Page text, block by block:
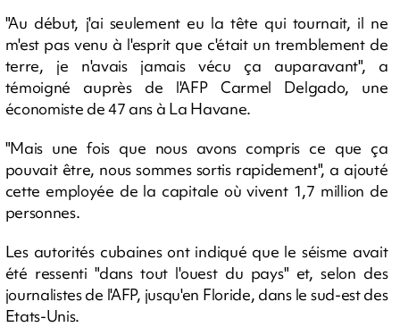
"Au début, j'ai seulement eu la tête qui tournait, il ne
m'est pas venu à l'esprit que c'était un tremblement de
terre, je n'avais jamais vécu ça auparavant", a
témoigné auprès de l'AFP Carmel Delgado, une
économiste de 47 ans à La Havane.
"Mais une fois que nous avons compris ce que ça
pouvait être, nous sommes sortis rapidement", a ajouté
cette employée de la capitale où vivent 1,7 million de
personnes.
Les autorités cubaines ont indiqué que le séisme avait
été ressenti "dans tout l'ouest du pays" et, selon des
journalistes de l'AFP, jusqu'en Floride, dans le sud-est des
Etats-Unis.